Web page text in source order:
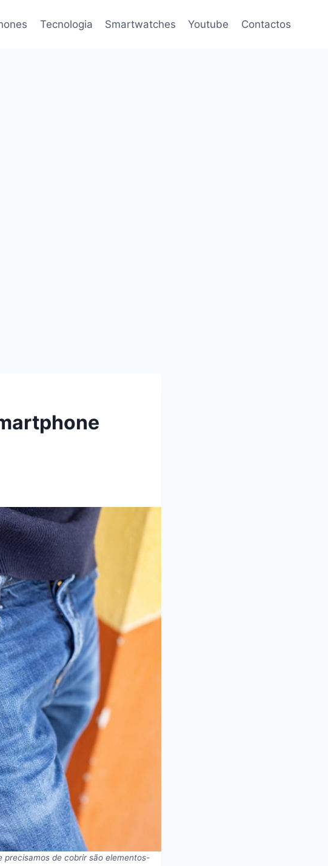
Tecnologia Smartwatches Youtube Contactos
precisamos de cobrir são elementos-